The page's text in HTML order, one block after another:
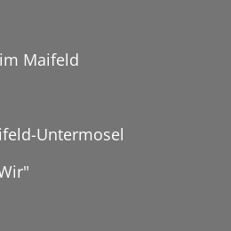
Maifeld
Untermosel